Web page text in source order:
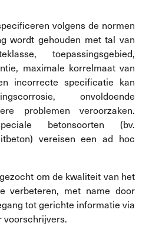
volgens de normen
wordt gehouden met tal van
toepassingsgebied,
maximale korrelmaat van
incorrecte specificatie kan
onvoldoende
problemen veroorzaken.
betonsoorten (bv.
vereisen een ad hoc
om de kwaliteit van het
verbeteren, met name door
tot gerichte informatie via
voorschrijvers.